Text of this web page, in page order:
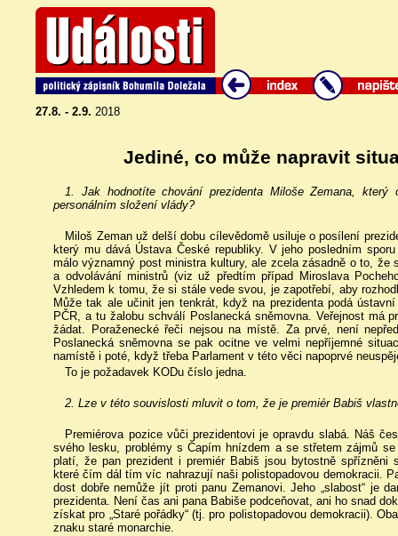
27.8. - 2.9. 2018
Jediné, co může napravit
1. Jak hodnotíte chování prezidenta Miloše Zemana, který
personálním složení vlády?
Miloš Zeman už delší dobu cílevědomě usiluje o posílení
který mu dává Ústava České republiky. V jeho posledním
málo významný post ministra kultury, ale zcela zásadně o to, že
a odvolávání ministrů (viz už předtím případ Miroslava
Vzhledem k tomu, že si stále vede svou, je zapotřebí, aby
Může tak ale učinit jen tenkrát, když na prezidenta podá
PČR, a tu žalobu schválí Poslanecká sněmovna. Veřejnost má
žádat. Poraženecké řeči nejsou na místě. Za prvé, není
Poslanecká sněmovna se pak ocitne ve velmi nepříjemné
namístě i poté, když třeba Parlament v této věci napoprvé
To je požadavek KODu číslo jedna.
2. Lze v této souvislosti mluvit o tom, že je premiér Babiš
Premiérova pozice vůči prezidentovi je opravdu slabá. Náš
svého lesku, problémy s Čapím hnízdem a se střetem zájmů
platí, že pan prezident i premiér Babiš jsou bytostně spřízněni
které čím dál tím víc nahrazují naši polistopadovou demokracii.
dost dobře nemůže jít proti panu Zemanovi. Jeho „slabost“ je
prezidenta. Není čas ani pana Babiše podceňovat, ani ho snad
získat pro „Staré pořádky“ (tj. pro polistopadovou demokracii).
znaku staré monarchie.